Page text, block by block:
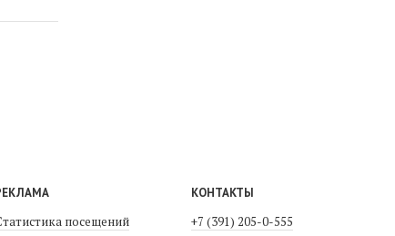
посещений
КОНТАКТЫ
+7 (391) 205-0-555